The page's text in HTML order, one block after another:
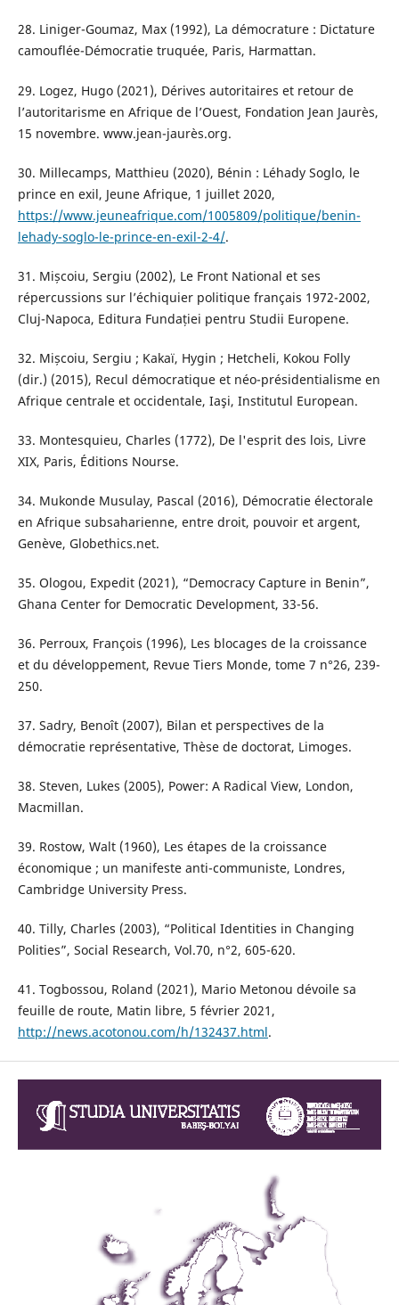
28. Liniger-Goumaz, Max (1992), La démocrature : Dictature
camouflée-Démocratie truquée, Paris, Harmattan.
29. Logez, Hugo (2021), Dérives autoritaires et retour de
l’autoritarisme en Afrique de l’Ouest, Fondation Jean Jaurès,
15 novembre. www.jean-jaurès.org.
30. Millecamps, Matthieu (2020), Bénin : Léhady Soglo, le
prince en exil, Jeune Afrique, 1 juillet 2020,
https://www.jeuneafrique.com/1005809/politique/benin-
lehady-soglo-le-prince-en-exil-2-4/.
31. Mișcoiu, Sergiu (2002), Le Front National et ses
répercussions sur l’échiquier politique français 1972-2002,
Cluj-Napoca, Editura Fundației pentru Studii Europene.
32. Mișcoiu, Sergiu ; Kakaï, Hygin ; Hetcheli, Kokou Folly
(dir.) (2015), Recul démocratique et néo-présidentialisme en
Afrique centrale et occidentale, Iaşi, Institutul European.
33. Montesquieu, Charles (1772), De l'esprit des lois, Livre
XIX, Paris, Éditions Nourse.
34. Mukonde Musulay, Pascal (2016), Démocratie électorale
en Afrique subsaharienne, entre droit, pouvoir et argent,
Genève, Globethics.net.
35. Ologou, Expedit (2021), “Democracy Capture in Benin”,
Ghana Center for Democratic Development, 33-56.
36. Perroux, François (1996), Les blocages de la croissance
et du développement, Revue Tiers Monde, tome 7 n°26, 239-
250.
37. Sadry, Benoît (2007), Bilan et perspectives de la
démocratie représentative, Thèse de doctorat, Limoges.
38. Steven, Lukes (2005), Power: A Radical View, London,
Macmillan.
39. Rostow, Walt (1960), Les étapes de la croissance
économique ; un manifeste anti-communiste, Londres,
Cambridge University Press.
40. Tilly, Charles (2003), “Political Identities in Changing
Polities”, Social Research, Vol.70, n°2, 605-620.
41. Togbossou, Roland (2021), Mario Metonou dévoile sa
feuille de route, Matin libre, 5 février 2021,
http://news.acotonou.com/h/132437.html.